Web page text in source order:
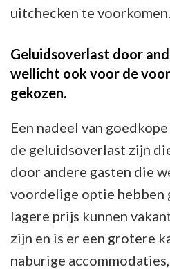
uitchecken te voorkomen.
Geluidsoverlast door
wellicht ook voor de
gekozen.
Een nadeel van
de geluidsoverlast zijn
door andere gasten die
voordelige optie hebben
lagere prijs kunnen
zijn en is er een grotere
naburige